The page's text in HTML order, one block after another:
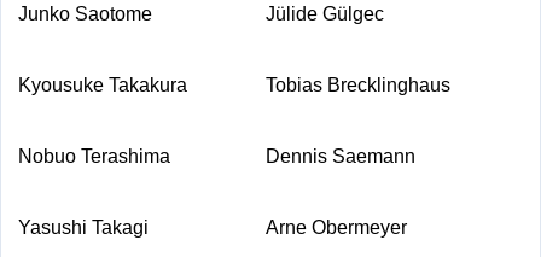
Junko Saotome Jülide Gülgec
Kyousuke Takakura Tobias Brecklinghaus
Nobuo Terashima Dennis Saemann
Yasushi Takagi Arne Obermeyer